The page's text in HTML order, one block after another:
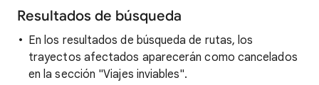
Resultados de búsqueda
En los resultados de búsqueda de rutas, los
trayectos afectados aparecerán como cancelados
en la sección "Viajes inviables".